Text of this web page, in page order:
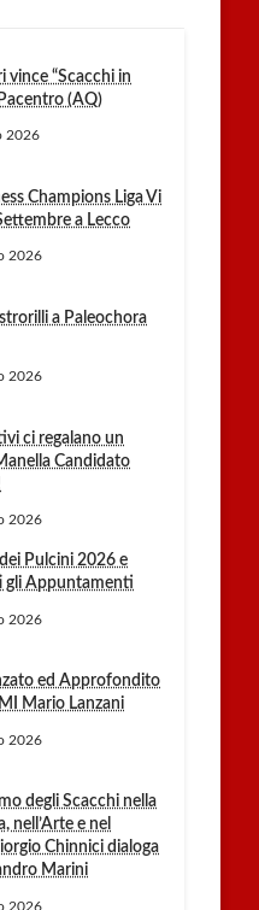
vince “Scacchi in
(AQ)
2026
Champions Liga Vi
a Lecco
2026
a Paleochora
2026
ci regalano un
Candidato
2026
Pulcini 2026 e
gli Appuntamenti
2026
ed Approfondito
Mario Lanzani
2026
degli Scacchi nella
nell’Arte e nel
Chinnici dialoga
Marini
2026